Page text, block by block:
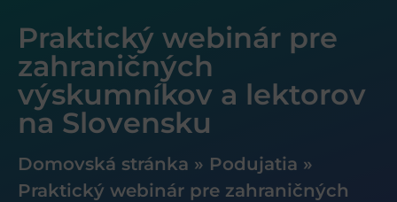
Praktický webinár pre
zahraničných
výskumníkov a lektorov
na Slovensku
Domovská stránka » Podujatia »
Praktický webinár pre zahraničných